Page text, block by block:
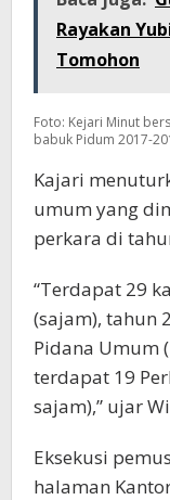
Rayakan
Tomohon
Foto: Kejari Minut
babuk Pidum 2017-
Kajari
umum yang
perkara di
“Terdapat 29
(sajam), tahun
Pidana Umum
terdapat 19
sajam),” ujar
Eksekusi
halaman